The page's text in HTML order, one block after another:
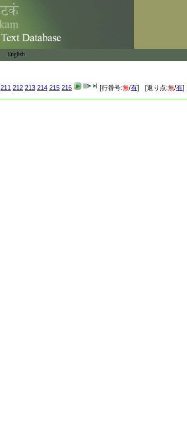
English
211 212 213 214 215 216 [行番号:無/有] [返り点:無/有]